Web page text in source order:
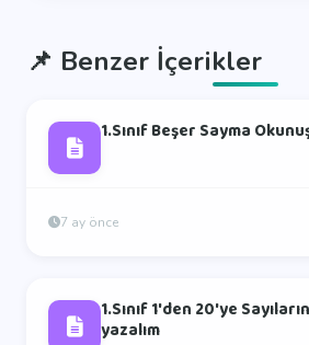
📌 Benzer İçerikler
1.Sınıf Beşer Sayma
7 ay önce
1.Sınıf 1'den 20'ye
yazalım